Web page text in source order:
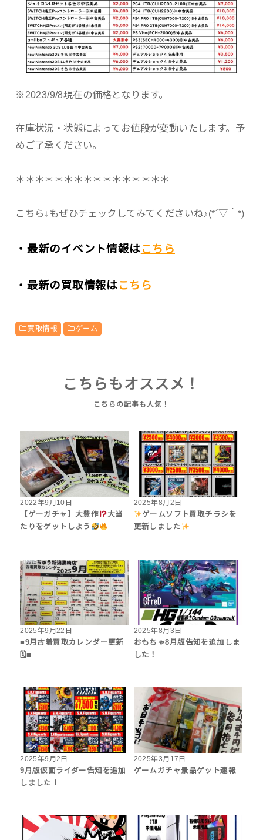
※2023/9/8現在の価格となります。
在庫状況・状態によってお値段が変動いたします。予
めご了承ください。
＊＊＊＊＊＊＊＊＊＊＊＊＊＊＊＊
こちら↓もぜひチェックしてみてくださいね♪(*´▽｀*)
・最新のイベント情報はこちら
・最新の買取情報はこちら
買取情報 ゲーム
こちらもオススメ！
2022年9月10日
【ゲーガチャ】大豊作
大当
たりをゲットしよう
2025年8月2日
ゲームソフト買取チラシを
更新しました
2025年9月22日
■‎9月古着買取カレンダー更新
🗓■
2025年8月3日
おもちゃ8月版告知を追加しま
した！
2025年9月2日
9月版仮面ライダー告知を追加
しました！
2025年3月17日
ゲームガチャ景品ゲット速報